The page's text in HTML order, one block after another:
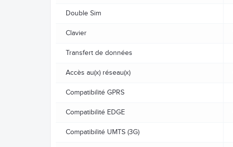
Double Sim
Clavier
Transfert de données
Accès au(x) réseau(x)
Compatibilité GPRS
Compatibilité EDGE
Compatibilité UMTS (3G)